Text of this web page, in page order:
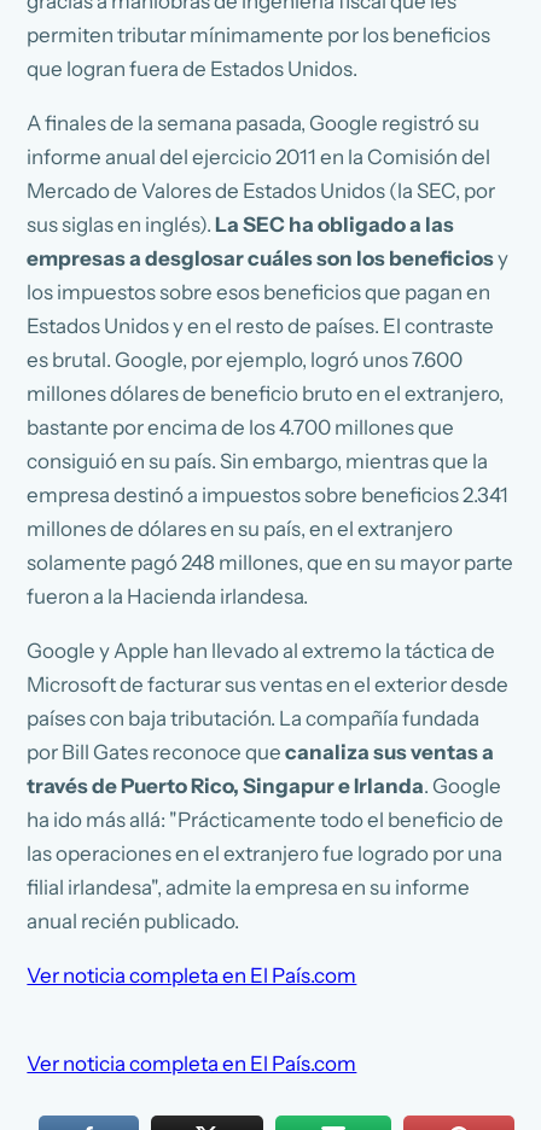
permiten tributar mínimamente por los beneficios
que logran fuera de Estados Unidos.
A finales de la semana pasada, Google registró su
informe anual del ejercicio 2011 en la Comisión del
Mercado de Valores de Estados Unidos (la SEC, por
sus siglas en inglés). La SEC ha obligado a las
empresas a desglosar cuáles son los beneficiosy
los impuestos sobre esos beneficios que pagan en
Estados Unidos y en el resto de países. El contraste
es brutal. Google, por ejemplo, logró unos 7.600
millones dólares de beneficio bruto en el extranjero,
bastante por encima de los 4.700 millones que
consiguió en su país. Sin embargo, mientras que la
empresa destinó a impuestos sobre beneficios 2.341
millones de dólares en su país, en el extranjero
solamente pagó 248 millones, que en su mayor parte
fueron a la Hacienda irlandesa.
Google y Apple han llevado al extremo la táctica de
Microsoft de facturar sus ventas en el exterior desde
países con baja tributación. La compañía fundada
por Bill Gates reconoce quecanaliza sus ventas a
través de Puerto Rico, Singapur e Irlanda. Google
ha ido más allá: "Prácticamente todo el beneficio de
las operaciones en el extranjero fue logrado por una
filial irlandesa", admite la empresa en su informe
anual recién publicado.
Ver noticia completa en El País.com
Ver noticia completa en El País.com